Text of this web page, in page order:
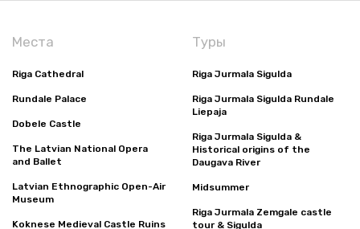
Места
Riga Cathedral
Rundale Palace
Dobele Castle
The Latvian National Opera
and Ballet
Latvian Ethnographic Open-Air
Museum
Koknese Medieval Castle Ruins
Туры
Riga Jurmala Sigulda
Riga Jurmala Sigulda Rundale
Liepaja
Riga Jurmala Sigulda &
Historical origins of the
Daugava River
Midsummer
Riga Jurmala Zemgale castle
tour & Sigulda